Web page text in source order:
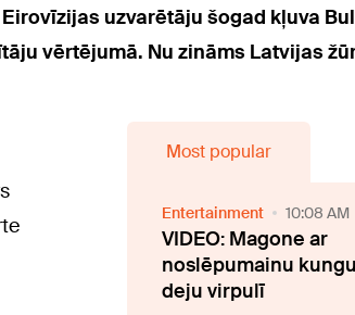
uzvarētāju šogad kļuva
vērtējumā. Nu zināms Latvijas
Most popular
Entertainment 10:08 AM
VIDEO: Magone ar
noslēpumainu
deju virpulī